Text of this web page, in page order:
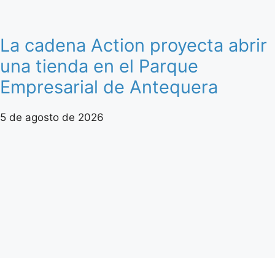
La cadena Action proyecta abrir
una tienda en el Parque
Empresarial de Antequera
5 de agosto de 2026